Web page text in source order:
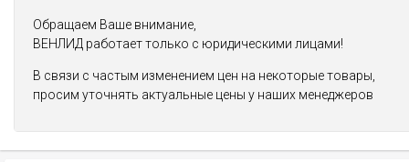
Обращаем Ваше внимание,
ВЕНЛИД работает только с юридическими лицами!
В связи с частым изменением цен на некоторые товары,
просим уточнять актуальные цены у наших менеджеров